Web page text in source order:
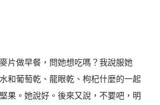
片做早餐，問她想吃嗎？我說服她
和葡萄乾、龍眼乾、枸杞什麼的一起
果。她說好。後來又說，不要吧，明